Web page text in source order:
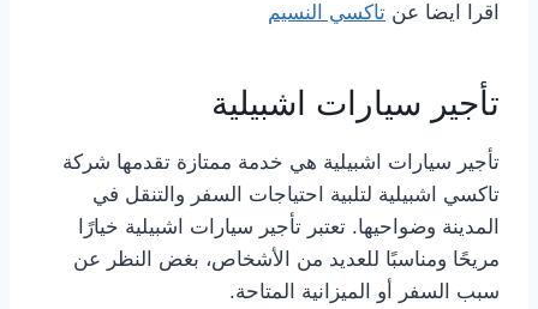
اقرا ايضا عن تاكسي النسيم
تأجير سيارات اشبيلية
تأجير سيارات اشبيلية هي خدمة ممتازة تقدمها شركة
تاكسي اشبيلية لتلبية احتياجات السفر والتنقل في
المدينة وضواحيها. تعتبر تأجير سيارات اشبيلية خيارًا
مريحًا ومناسبًا للعديد من الأشخاص، بغض النظر عن
سبب السفر أو الميزانية المتاحة.